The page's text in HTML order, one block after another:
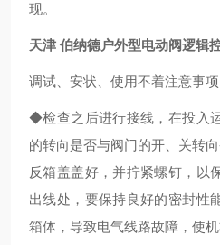
现。
天津 伯纳德户外型电动阀逻辑
调试、安状、使用不着注意事
◆检查之后进行接线，在投入
的转向是否与阀门的开、关转
反箱盖盖好，并拧紧螺钉，以
出线处，要保持良好的密封性
箱体，导致电气线路故障，使机